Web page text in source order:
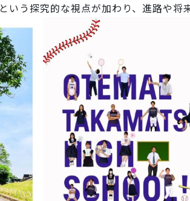
という探究的な視点が加わり、進路や将